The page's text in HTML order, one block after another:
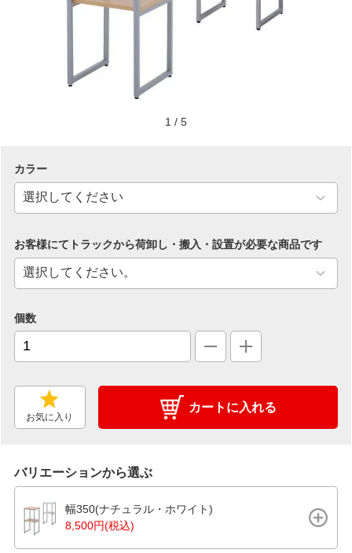
1 / 5
カラー
お客様にてトラックから荷卸し・搬入・設置が必要な商品です
個数
お気に入り
カートに入れる
バリエーションから選ぶ
幅350(ナチュラル・ホワイト)
8,500円(税込)